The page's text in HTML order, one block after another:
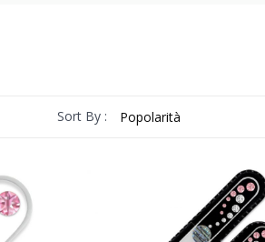
PopolaritàSort By :